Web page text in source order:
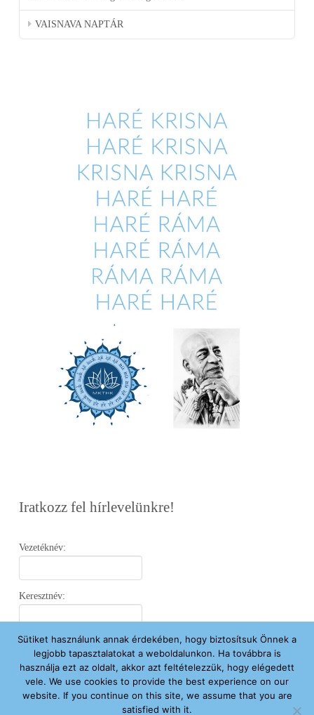
VAISNAVA NAPTÁR
Iratkozz fel hírlevelünkre!
Vezetéknév:
Keresztnév:
Email:
Elfogadom az Adatvédelmi Nyilatkozatot.
Sütiket használunk annak érdekében, hogy biztosítsuk Önnek a
legjobb tapasztalatokat a weboldalunkon. Ha továbbra is
használja ezt az oldalt, akkor azt feltételezzük, hogy elégedett
vele. We use cookies to provide the best experience on our
website. If you continue on this site, we assume that you are
satisfied with it.